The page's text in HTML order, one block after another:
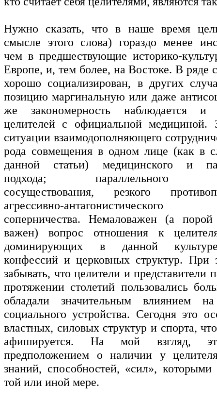
Нужно сказать, что в наше время
смысле этого слова) гораздо менее
чем в предшествующие историко-
Европе, и, тем более, на Востоке. В ряде
хорошо социализирован, в других
позицию маргинальную или даже
же закономерность наблюдается
целителей с официальной медициной.
ситуации взаимодополняющего
рода совмещения в одном лице (как в
данной статьи) медицинского и
подхода; параллельного
сосуществования, резкого
агрессивно-
соперничества. Немаловажен (а
важен) вопрос отношения к
доминирующих в данной
конфессий и церковных структур. При
забывать, что целители и представители
протяжении столетий пользовались
обладали значительным влиянием
социального устройства. Сегодня это
властных, силовых структур и спорта,
афишируется. На мой взгляд,
предположением о наличии у
знаний, способностей, «сил»,
той или иной мере.